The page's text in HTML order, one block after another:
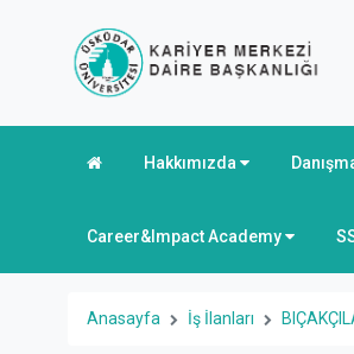
Hakkımızda
Career&Impact Academy
Anasayfa İş İlanları